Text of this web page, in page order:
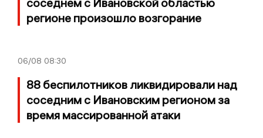
регионе произошло возгорание
06/08 08:30
88 беспилотников ликвидировали над
соседним с Ивановским регионом за
время массированной атаки